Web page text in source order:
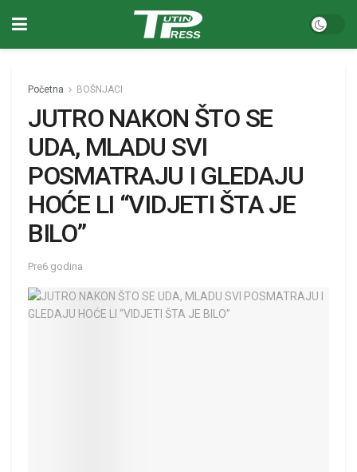
Početna BOŠNJACI
JUTRO NAKON ŠTO SE
UDA, MLADU SVI
POSMATRAJU I GLEDAJU
HOĆE LI “VIDJETI ŠTA JE
BILO”
Pre6 godina